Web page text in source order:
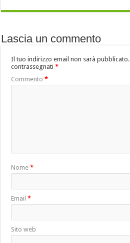
Lascia un commento
Il tuo indirizzo email non sarà pubblicato.
contrassegnati*
Commento*
Nome*
Email*
Sito web